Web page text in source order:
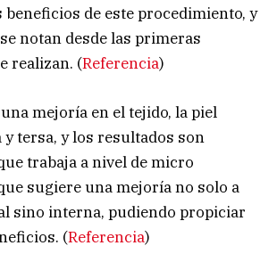
beneficios de este procedimiento, y
notan desde las primeras
realizan. (Referencia)
mejoría en el tejido, la piel
y tersa, y los resultados son
trabaja a nivel de micro
sugiere una mejoría no solo a
sino interna, pudiendo propiciar
(Referencia)